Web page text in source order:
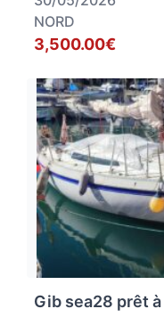
NORD
3,500.00€
Gib sea28 prêt